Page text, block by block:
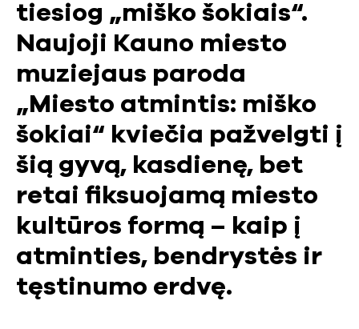
tiesiog „miško šokiais“.
Naujoji Kauno miesto
muziejaus paroda
„Miesto atmintis: miško
šokiai“ kviečia pažvelgti į
šią gyvą, kasdienę, bet
retai fiksuojamą miesto
kultūros formą – kaip į
atminties, bendrystės ir
tęstinumo erdvę.